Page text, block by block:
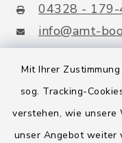
Mit Ihrer
sog. Tracking-
verstehen, wie
unser Angebot weiter
04328 -
info@amt-
Quicklinks
Amt Boostedt-